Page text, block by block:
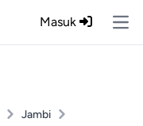
Masuk
Jambi